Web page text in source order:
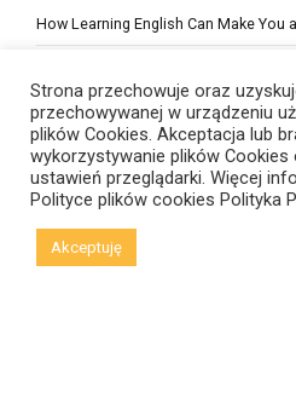
How Learning English Can Make You
© Copyright 2021 New
Strona przechowuje oraz
przechowywanej w urządzeniu
plików Cookies. Akceptacja lub
wykorzystywanie plików
ustawień przeglądarki. Więcej
Polityce plików cookies Polityka
Akceptuję